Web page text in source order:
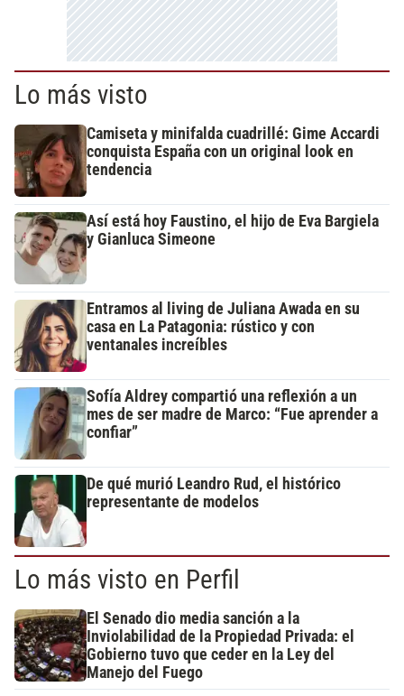
Lo más visto
Camiseta y minifalda cuadrillé: Gime Accardi
conquista España con un original look en
tendencia
Así está hoy Faustino, el hijo de Eva Bargiela
y Gianluca Simeone
Entramos al living de Juliana Awada en su
casa en La Patagonia: rústico y con
ventanales increíbles
Sofía Aldrey compartió una reflexión a un
mes de ser madre de Marco: “Fue aprender a
confiar”
De qué murió Leandro Rud, el histórico
representante de modelos
Lo más visto en Perfil
El Senado dio media sanción a la
Inviolabilidad de la Propiedad Privada: el
Gobierno tuvo que ceder en la Ley del
Manejo del Fuego